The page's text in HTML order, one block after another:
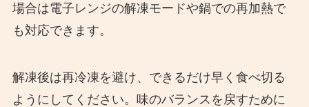
場合は電子レンジの解凍モードや鍋での再加熱で
も対応できます。
解凍後は再冷凍を避け、できるだけ早く食べ切る
ようにしてください。味のバランスを戻すために